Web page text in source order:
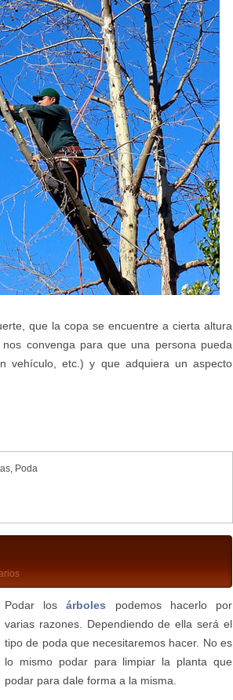
que la copa se encuentre a cierta altura
convenga para que una persona pueda
vehículo, etc.) y que adquiera un aspecto
, Poda
Podar losárboles podemos hacerlo por
varias razones. Dependiendo de ella será el
tipo de poda que necesitaremos hacer. No es
lo mismo podar para limpiar la planta que
podar para dale forma a la misma.